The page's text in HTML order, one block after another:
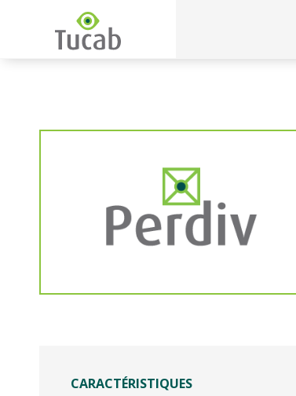
CARACTÉRISTIQUES